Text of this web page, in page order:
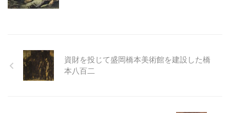
資財を投じて盛岡橋本美術館を建設した橋
本八百二